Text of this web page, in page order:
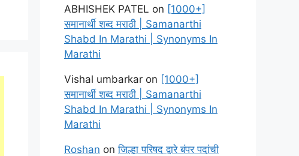
ABHISHEK PATEL on [1000+]
समानार्थी शब्द मराठी | Samanarthi
Shabd In Marathi | Synonyms In
Marathi
Vishal umbarkar on [1000+]
समानार्थी शब्द मराठी | Samanarthi
Shabd In Marathi | Synonyms In
Marathi
Roshan onजिल्हा परिषद द्वारे बंपर पदांची